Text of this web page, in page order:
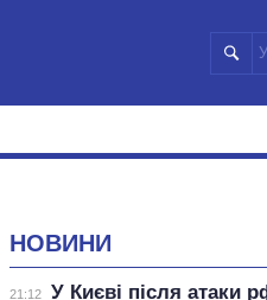
НОВИНИ
21:12
У Києві після атаки